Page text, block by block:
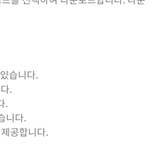
습니다.
.
.
니다.
공합니다.